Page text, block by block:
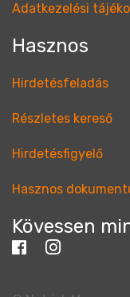
Adatkezelési
Hasznos
Hirdetésfeladás
Részletes kereső
Hirdetésfigyelő
Hasznos
Kövessen